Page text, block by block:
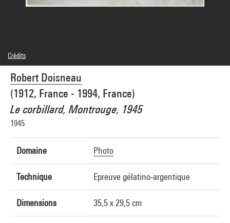
Robert Doisneau
(1912, France - 1994, France)
Le corbillard, Montrouge, 1945
1945
Domaine Photo
Technique Epreuve gélatino-argentique
Dimensions 35,5 x 29,5 cm
Crédits
© Robert DOISNEAU / GAMMA-RAPHO
Crédit photographique : Centre Pompidou, MNAM-CCI/Georges Meguerditchian/Dist.
GrandPalaisRmn
Réf. image : 4N03935